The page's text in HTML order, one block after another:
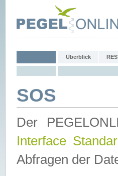
Überblick
SOS
Der
Interface
Abfragen der